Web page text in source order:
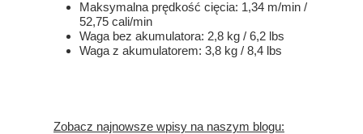
Maksymalna prędkość cięcia: 1,34 m/min /
52,75 cali/min
Waga bez akumulatora: 2,8 kg / 6,2 lbs
Waga z akumulatorem: 3,8 kg / 8,4 lbs
Zobacz najnowsze wpisy na naszym blogu: